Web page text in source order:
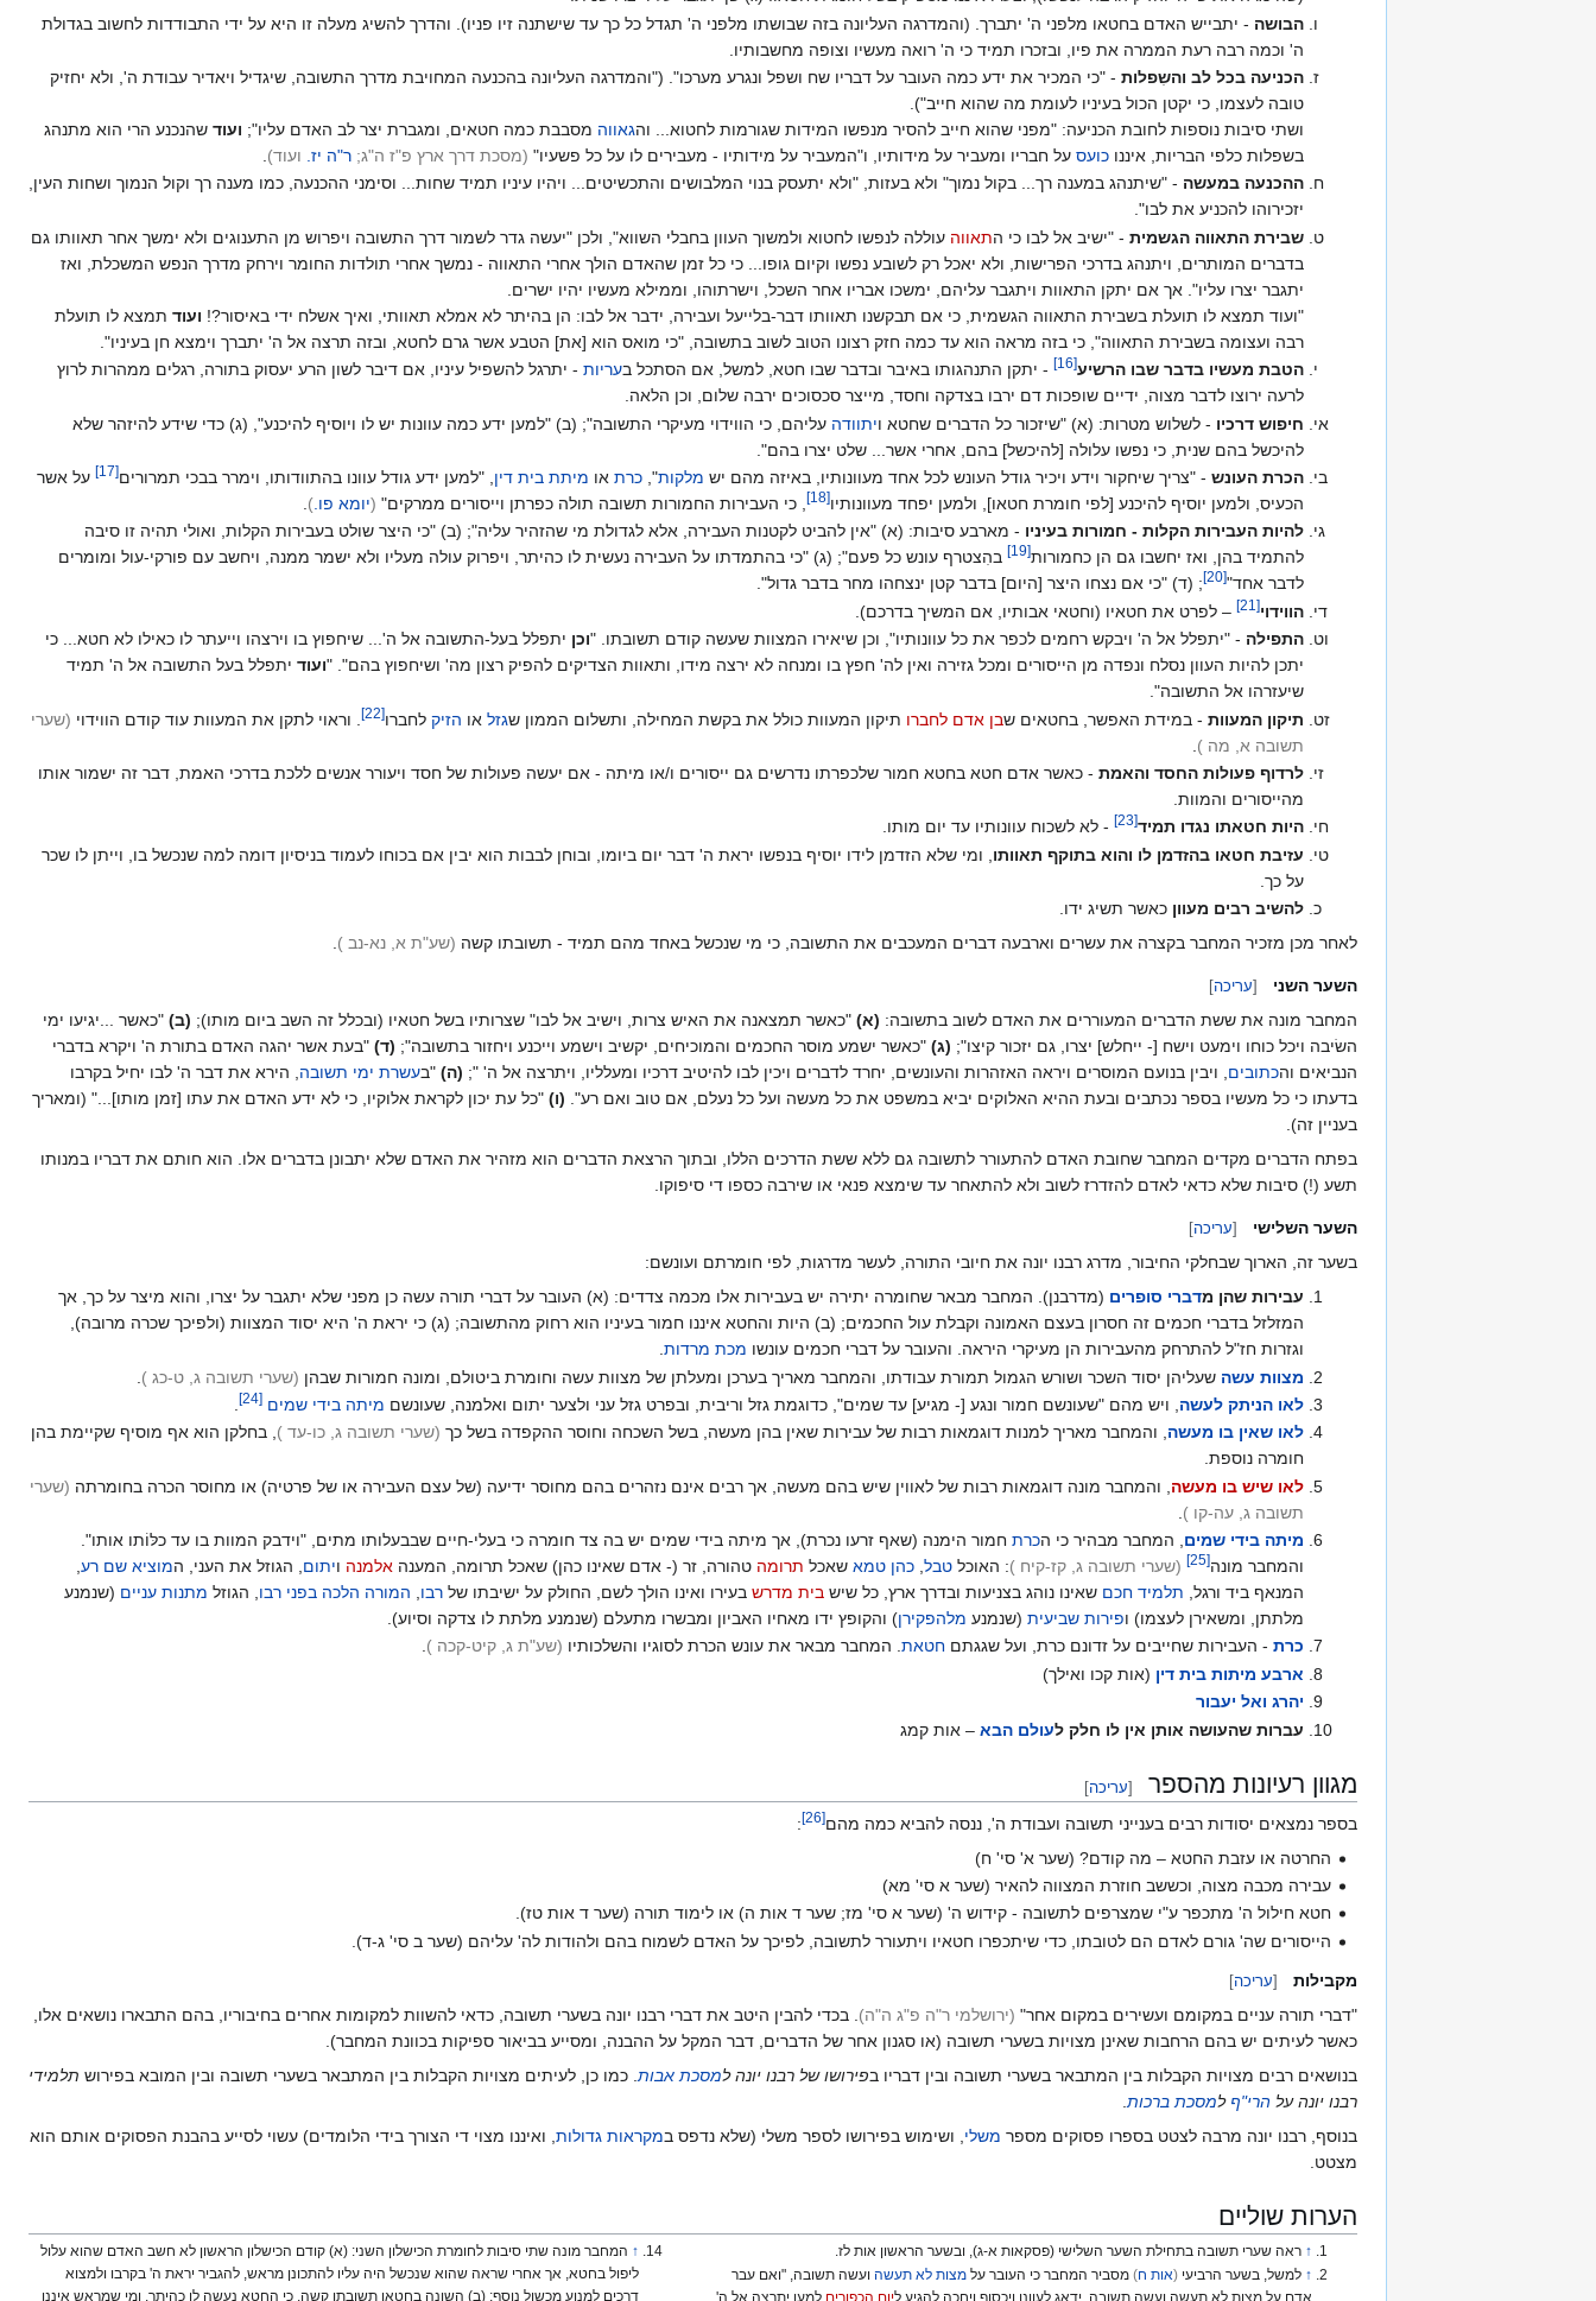
הבושה - יתבייש האדם בחטאו מלפני ה' יתברך. (והמדרגה העליונה בזה שבושתו מלפני ה' תגדל כל כך עד שישתנה זיו פניו). והדרך להשיג מעלה זו היא על ידי התבודדות לחשוב בגדולת
ה' וכמה רבה רעת הממרה את פיו, ובזכרו תמיד כי ה' רואה מעשיו וצופה מחשבותיו.
הכניעה בכל לב והשִפלות- "כי המכיר את ידע כמה העובר על דבריו שח ושפל ונגרע מערכו". ("והמדרגה העליונה בהכנעה המחויבת מדרך התשובה, שיגדיל ויאדיר עבודת ה', ולא יחזיק
טובה לעצמו, כי יקטן הכול בעיניו לעומת מה שהוא חייב").
ושתי סיבות נוספות לחובת הכניעה: "מפני שהוא חייב להסיר מנפשו המידות שגורמות לחטוא... והגאווה מסבבת כמה חטאים, ומגברת יצר לב האדם עליו"; ועודשהנכנע הרי הוא מתנהג
בשפלות כלפי הבריות, איננו כועסעל חבריו ומעביר על מידותיו, ו"המעביר על מידותיו - מעבירים לו על כל פשעיו" (מסכת דרך ארץ פ"ז ה"ג; ר"ה יז. ועוד)
ההכנעה במעשה - "שיתנהג במענה רך... בקול נמוך" ולא בעזות, "ולא יתעסק בנוי המלבושים והתכשיטים... ויהיו עיניו תמיד שחות... וסימני ההכנעה, כמו מענה רך וקול הנמוך ושחות העין,
יזכירוהו להכניע את לבו".
שבירת התאווה הגשמית- "ישיב אל לבו כי התאווה עוללה לנפשו לחטוא ולמשוך העוון בחבלי השווא", ולכן "יעשה גדר לשמור דרך התשובה ויפרוש מן התענוגים ולא ימשך אחר תאוותו גם
בדברים המותרים, ויתנהג בדרכי הפרישות, ולא יאכל רק לשובע נפשו וקיום גופו... כי כל זמן שהאדם הולך אחרי התאווה - נמשך אחרי תולדות החומר וירחק מדרך הנפש המשכלת, ואז
יתגבר יצרו עליו". אך אם יתקן התאוות ויתגבר עליהם, ימשכו אבריו אחר השכל, וישרתוהו, וממילא מעשיו יהיו ישרים.
"ועוד תמצא לו תועלת בשבירת התאווה הגשמית, כי אם תבקשנו תאוותו דבר-בלייעל ועבירה, ידבר אל לבו: הן בהיתר לא אמלא תאוותי, ואיך אשלח ידי באיסור?! ועודתמצא לו תועלת
רבה ועצומה בשבירת התאווה", כי בזה מראה הוא עד כמה חזק רצונו הטוב לשוב בתשובה, "כי מואס הוא [את] הטבע אשר גרם לחטא, ובזה תרצה אל ה' יתברך וימצא חן בעיניו".
הטבת מעשיו בדבר שבו הרשיע[
16
]- יתקן התנהגותו באיבר ובדבר שבו חטא, למשל, אם הסתכל בעריות- יתרגל להשפיל עיניו, אם דיבר לשון הרע יעסוק בתורה, רגלים ממהרות לרוץ
לרעה ירוצו לדבר מצוה, ידיים שופכות דם ירבו בצדקה וחסד, מייצר סכסוכים ירבה שלום, וכן הלאה.
חיפוש דרכיו - לשלוש מטרות: (א) "שיזכור כל הדברים שחטא ויתוודה עליהם, כי הווידוי מעיקרי התשובה"; (ב) "למען ידע כמה עוונות יש לו ויוסיף להיכנע", (ג) כדי שידע להיזהר שלא
להיכשל בהם שנית, כי נפשו עלולה [להיכשל] בהם, אחרי אשר... שלט יצרו בהם".
הכרת העונש- "צריך שיחקור וידע ויכיר גודל העונש לכל אחד מעוונותיו, באיזה מהם יש מלקות", כרתאו מיתת בית דין , "למען ידע גודל עוונו בהתוודותו, וימרר בבכי תמרורים‏[
17
]על אשר
הכעיס, ולמען יוסיף להיכנע [לפי חומרת חטאו], ולמען יפחד מעוונותיו‏[
18
], כי העבירות החמורות תשובה תולה כפרתן וייסורים ממרקים" (יומא פו. )
להיות העבירות הקלות - חמורות בעיניו - מארבע סיבות: (א) "אין להביט לקטנות העבירה, אלא לגדולת מי שהזהיר עליה"; (ב) "כי היצר שולט בעבירות הקלות, ואולי תהיה זו סיבה
להתמיד בהן, ואז יחשבו גם הן כחמורות‏[
19
]בהִצטרף עונש כל פעם"; (ג) "כי בהתמדתו על העבירה נעשית לו כהיתר, ויפרוק עולה מעליו ולא ישמר ממנה, ויחשב עם פורקי-עול ומומרים
לדבר אחד"‏[
20
]; (ד) "כי אם נצחו היצר [היום] בדבר קטן ינצחהו מחר בדבר גדול".
הווידוי[
21
]– לפרט את חטאיו (וחטאי אבותיו, אם המשיך בדרכם).
התפילה - "יתפלל אל ה' ויבקש רחמים לכפר את כל עוונותיו", וכן שיאירו המצוות שעשה קודם תשובתו. "וכן יתפלל בעל-התשובה אל ה'... שיחפוץ בו וירצהו וייעתר לו כאילו לא חטא... כי
יתכן להיות העוון נסלח ונפדה מן הייסורים ומכל גזירה ואין לה' חפץ בו ומנחה לא ירצה מידו, ותאוות הצדיקים להפיק רצון מה' ושיחפוץ בהם". "ועודיתפלל בעל התשובה אל ה' תמיד
שיעזרהו אל התשובה".
תיקון המעוות- במידת האפשר, בחטאים שבן אדם לחברו תיקון המעוות כולל את בקשת המחילה, ותשלום הממון שגזלאו הזיקלחברו‏[
22
]. וראוי לתקן את המעוות עוד קודם הווידוי (שערי
תשובה א, מה )
לרדוף פעולות החסד והאמת- כאשר אדם חטא בחטא חמור שלכפרתו נדרשים גם ייסורים ו/או מיתה - אם יעשה פעולות של חסד ויעורר אנשים ללכת בדרכי האמת, דבר זה ישמור אותו
מהייסורים והמוות.
היות חטאתו נגדו תמיד[
23
]- לא לשכוח עוונותיו עד יום מותו.
עזיבת חטאו בהזדמן לו והוא בתוקף תאוותו , ומי שלא הזדמן לידו יוסיף בנפשו יראת ה' דבר יום ביומו, ובוחן לבבות הוא יבין אם בכוחו לעמוד בניסיון דומה למה שנכשל בו, וייתן לו שכר
על כך.
להשיב רבים מעוון כאשר תשיג ידו.
לאחר מכן מזכיר המחבר בקצרה את עשרים וארבעה דברים המעכבים את התשובה, כי מי שנכשל באחד מהם תמיד - תשובתו קשה (שע"ת א, נא-נב )
השער השני [עריכה]
המחבר מונה את ששת הדברים המעוררים את האדם לשוב בתשובה: (א) "כאשר תמצאנה את האיש צרות, וישיב אל לבו" שצרותיו בשל חטאיו (ובכלל זה השב ביום מותו); (ב) "כאשר ...יגיעו ימי
השׂיבה ויכל כוחו וימעט וישח [- ייחלש] יצרו, גם יזכור קיצו"; (ג) "כאשר ישמע מוסר החכמים והמוכיחים, יקשיב וישמע וייכנע ויחזור בתשובה"; (ד) "בעת אשר יהגה האדם בתורת ה' ויקרא בדברי
הנביאים והכתובים , ויבין בנועם המוסרים ויראה האזהרות והעונשים, יחרד לדברים ויכין לבו להיטיב דרכיו ומעלליו, ויתרצה אל ה' "; (ה) "בעשרת ימי תשובה , הירא את דבר ה' לבו יחיל בקרבו
בדעתו כי כל מעשיו בספר נכתבים ובעת ההיא האלוקים יביא במשפט את כל מעשה ועל כל נעלם, אם טוב ואם רע". (ו) "כל עת יכון לקראת אלוקיו, כי לא ידע האדם את עתו [זמן מותו]..." (ומאריך
בעניין זה).
בפתח הדברים מקדים המחבר שחובת האדם להתעורר לתשובה גם ללא ששת הדרכים הללו, ובתוך הרצאת הדברים הוא מזהיר את האדם שלא יתבונן בדברים אלו. הוא חותם את דבריו במנותו
תשע (!) סיבות שלא כדאי לאדם להזדרז לשוב ולא להתאחר עד שימצא פנאי או שירבה כספו די סיפוקו.
השער השלישי [עריכה]
בשער זה, הארוך שבחלקי החיבור, מדרג רבנו יונה את חיובי התורה, לעשר מדרגות, לפי חומרתם ועונשם:
עבירות שהן מדברי סופרים (מדרבנן). המחבר מבאר שחומרה יתירה יש בעבירות אלו מכמה צדדים: (א) העובר על דברי תורה עשה כן מפני שלא יתגבר על יצרו, והוא מיצר על כך, אך
המזלזל בדברי חכמים זה חסרון בעצם האמונה וקבלת עול החכמים; (ב) היות והחטא איננו חמור בעיניו הוא רחוק מהתשובה; (ג) כי יראת ה' היא יסוד המצוות (ולפיכך שכרה מרובה),
וגזרות חז"ל להתרחק מהעבירות הן מעיקרי היראה. והעובר על דברי חכמים עונשו מכת מרדות.
מצוות עשה שעליהן יסוד השכר ושורש הגמול תמורת עבודתו, והמחבר מאריך בערכן ומעלתן של מצוות עשה וחומרת ביטולם, ומונה חמורות שבהן (שערי תשובה ג, ט-כג )
לאו הניתק לעשה , ויש מהם "שעונשם חמור ונגע [- מגיע] עד שמים", כדוגמת גזל וריבית, ובפרט גזל עני ולצער יתום ואלמנה, שעונשם מיתה בידי שמים [
24
]
.
לאו שאין בו מעשה, והמחבר מאריך למנות דוגמאות רבות של עבירות שאין בהן מעשה, בשל השכחה וחוסר ההקפדה בשל כך (שערי תשובה ג, כו-עד ), בחלקן הוא אף מוסיף שקיימת בהן
חומרה נוספת.
לאו שיש בו מעשה , והמחבר מונה דוגמאות רבות של לאווין שיש בהם מעשה, אך רבים אינם נזהרים בהם מחוסר ידיעה (של עצם העבירה או של פרטיה) או מחוסר הכרה בחומרתה (שערי
תשובה ג, עה-קו )
מיתה בידי שמים , המחבר מבהיר כי הכרתחמור הימנה (שאף זרעו נכרת), אך מיתה בידי שמים יש בה צד חומרה כי בעלי-חיים שבבעלותו מתים, "וידבק המוות בו עד כלּוֹתו אותו".
והמחבר מונה‏[
25
] (שערי תשובה ג, קז-קיח ): האוכל טבל, כהן טמאשאכל תרומה טהורה, זר (- אדם שאינו כהן) שאכל תרומה, המענה אלמנה ויתום , הגוזל את העני, המוציא שם רע,
המנאף ביד ורגל, תלמיד חכם שאינו נוהג בצניעות ובדרך ארץ, כל שיש בית מדרשבעירו ואינו הולך לשם, החולק על ישיבתו של רבו המורה הלכה בפני רבו , הגוזל מתנות עניים (שנמנע
מלתתן, ומשאירן לעצמו) ופירות שביעית(שנמנע מלהפקירן) והקופץ ידו מאחיו האביון ומבשרו מתעלם (שנמנע מלתת לו צדקה וסיוע).
כרת- העבירות שחייבים על זדונם כרת, ועל שגגתם חטאת. המחבר מבאר את עונש הכרת לסוגיו והשלכותיו (שע"ת ג, קיט-קכה )
.
ארבע מיתות בית דין (אות קכו ואילך)
יהרג ואל יעבור
עברות שהעושה אותן אין לו חלק לעולם הבא– אות קמג
מגוון רעיונות מהספר [עריכה]
בספר נמצאים יסודות רבים בענייני תשובה ועבודת ה', ננסה להביא כמה מהם‏[
26
]
:
החרטה או עזבת החטא – מה קודם? (שער א' סי' ח)
עבירה מכבה מצוה, וכששב חוזרת המצווה להאיר (שער א סי' מא)
חטא חילול ה' מתכפר ע"י שמצרפים לתשובה - קידוש ה' (שער א סי' מז; שער ד אות ה) או לימוד תורה (שער ד אות טז).
הייסורים שה' גורם לאדם הם לטובתו, כדי שיתכפרו חטאיו ויתעורר לתשובה, לפיכך על האדם לשמוח בהם ולהודות לה' עליהם (שער ב סי' ג-ד).
מקבילות [עריכה]
"דברי תורה עניים במקומם ועשירים במקום אחר" (ירושלמי ר"ה פ"ג ה"ה) . בכדי להבין היטב את דברי רבנו יונה בשערי תשובה, כדאי להשוות למקומות אחרים בחיבוריו, בהם התבארו נושאים אלו,
כאשר לעיתים יש בהם הרחבות שאינן מצויות בשערי תשובה (או סגנון אחר של הדברים, דבר המקל על ההבנה, ומסייע בביאור ספיקות בכוונת המחבר).
בנושאים רבים מצויות הקבלות בין המתבאר בשערי תשובה ובין דבריו בפירושו של רבנו יונה למסכת אבות . כמו כן, לעיתים מצויות הקבלות בין המתבאר בשערי תשובה ובין המובא בפירוש תלמידי
רבנו יונה על הרי"ף למסכת ברכות
בנוסף, רבנו יונה מרבה לצטט בספרו פסוקים מספר משלי , ושימוש בפירושו לספר משלי (שלא נדפס במקראות גדולות , ואיננו מצוי די הצורך בידי הלומדים) עשוי לסייע בהבנת הפסוקים אותם הוא
מצטט.
הערות שוליים
↑ ראה שערי תשובה בתחילת השער השלישי (פסקאות א-ג), ובשער הראשון אות לז.
↑ למשל, בשער הרביעי(אות ח) מסביר המחבר כי העובר עלמצות לא תעשה ועשה תשובה, "ואם עבר
↑ המחבר מונה שתי סיבות לחומרת הכישלון השני: (א) קודם הכישלון הראשון לא חשב האדם שהוא עלול
ליפול בחטא, אך אחרי שראה שהוא שנכשל היה עליו להתכונן מראש, להגביר יראת ה' בקרבו ולמצוא
דרכים למנוע מכשול נוסף; (ב) השונה בחטאו תשובתו קשה, כי החטא נעשה לו כהיתר. ומי שמראש איננו